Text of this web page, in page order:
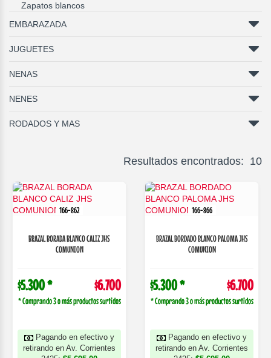
Zapatos blancos
EMBARAZADA
JUGUETES
NENAS
NENES
RODADOS Y MAS
Resultados encontrados: 10
166-862
BRAZAL BORADA BLANCO CALIZ JHS
COMUNION
$5.300 * $6.700
* Comprando 3 o más productos surtidos
Pagando en efectivo y
retirando en Av. Corrientes
166-866
BRAZAL BORDADO BLANCO PALOMA JHS
COMUNION
$5.300 * $6.700
* Comprando 3 o más productos surtidos
Pagando en efectivo y
retirando en Av. Corrientes